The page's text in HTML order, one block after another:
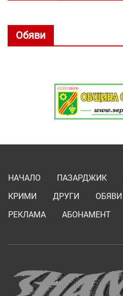
Обяви
НАЧАЛО ПАЗАРДЖИК
КРИМИ
ДРУГИ ОБЯВИ
РЕКЛАМА
АБОНАМЕНТ